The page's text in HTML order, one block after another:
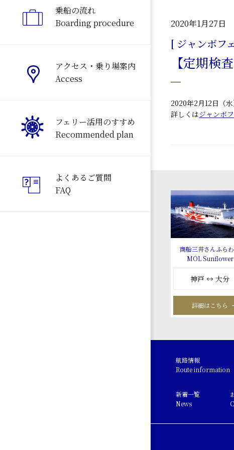
乗船の流れ
Boarding procedure
アクセス・乗り場案内
Access
フェリー活用のすすめ
Recommended plan
よくあるご質問
FAQ
2020年1月27日
[ ジャンボフ
【定期検
2020年2月12日（
詳しくはジャンボ
商船三井さんふら
MOL Sunflower
神戸 ↔ 大分
詳細はこちら
航路情報
Route information
新着一覧
News